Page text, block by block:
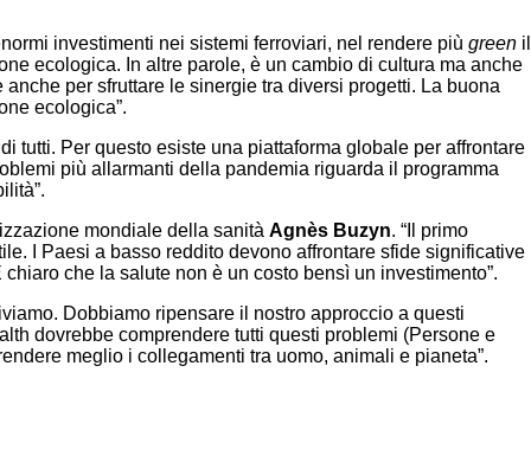
investimenti nei sistemi ferroviari, nel rendere più green il
ecologica. In altre parole, è un cambio di cultura ma anche
per sfruttare le sinergie tra diversi progetti. La buona
ecologica”.
tutti. Per questo esiste una piattaforma globale per affrontare
più allarmanti della pandemia riguarda il programma
mondiale della sanità Agnès Buzyn. “Il primo
I Paesi a basso reddito devono affrontare sfide significative
che la salute non è un costo bensì un investimento”.
Dobbiamo ripensare il nostro approccio a questi
dovrebbe comprendere tutti questi problemi (Persone e
meglio i collegamenti tra uomo, animali e pianeta”.